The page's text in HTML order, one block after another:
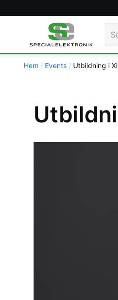
Hem Events Utbildning i